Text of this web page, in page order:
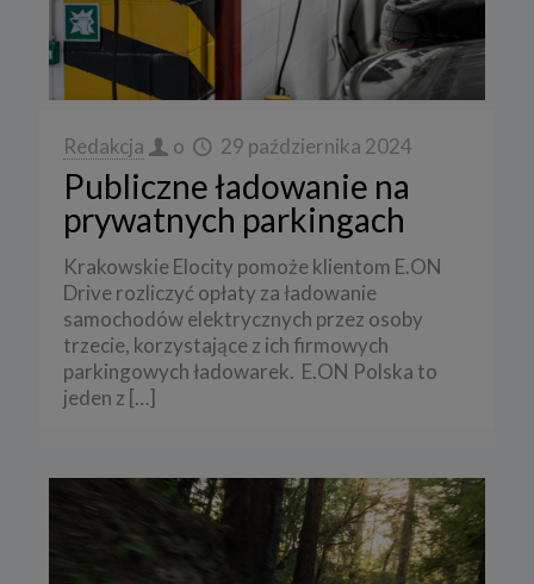
Redakcja o 29 października 2024
Publiczne ładowanie na
prywatnych parkingach
Krakowskie Elocity pomoże klientom E.ON
Drive rozliczyć opłaty za ładowanie
samochodów elektrycznych przez osoby
trzecie, korzystające z ich firmowych
parkingowych ładowarek. E.ON Polska to
jeden z […]